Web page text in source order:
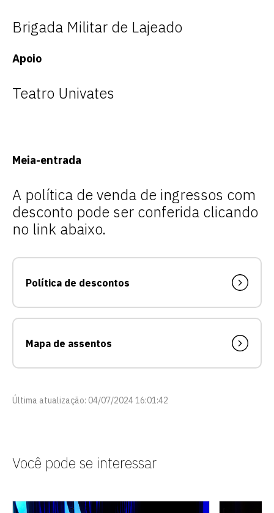
Brigada Militar de Lajeado
Apoio
Teatro Univates
Meia-entrada
A política de venda de ingressos com
desconto pode ser conferida clicando
no link abaixo.
Política de descontos
Mapa de assentos
Última atualização: 04/07/2024 16:01:42
Você pode se interessar